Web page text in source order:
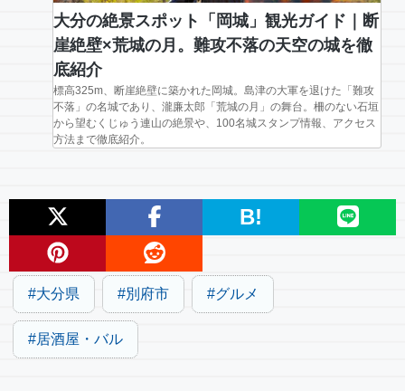
大分の絶景スポット「岡城」観光ガイド｜断
崖絶壁×荒城の月。難攻不落の天空の城を徹
底紹介
標高325m、断崖絶壁に築かれた岡城。島津の大軍を退けた「難攻
不落」の名城であり、瀧廉太郎「荒城の月」の舞台。柵のない石垣
から望むくじゅう連山の絶景や、100名城スタンプ情報、アクセス
方法まで徹底紹介。
B!
大分県 別府市 グルメ
居酒屋・バル